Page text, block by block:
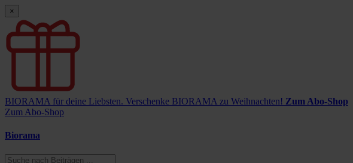
×
BIORAMA für deine Liebsten. Verschenke BIORAMA zu Weihnachten! Zum Abo-Shop
Zum Abo-Shop
Biorama